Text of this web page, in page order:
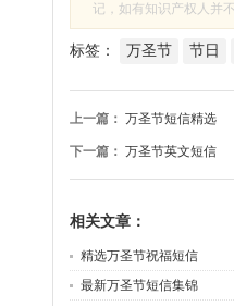
记，如有知识产权人并
标签： 万圣节 节日
上一篇： 万圣节短信精选
下一篇： 万圣节英文短信
相关文章：
精选万圣节祝福短信
最新万圣节短信集锦